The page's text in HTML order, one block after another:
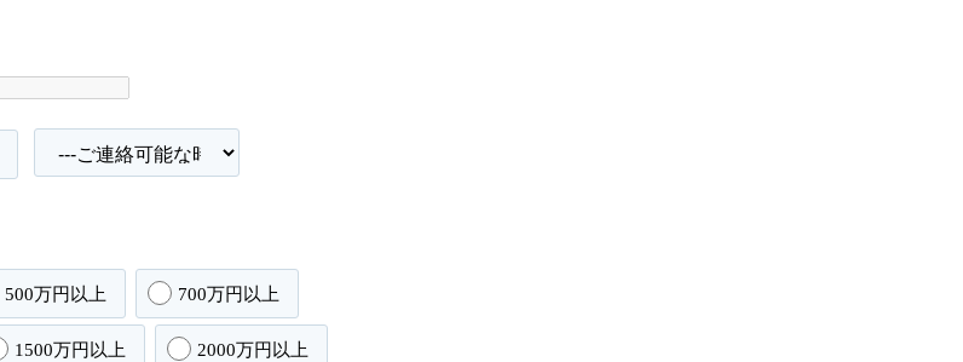
500万円以上 700万円以上
1500万円以上 2000万円以上